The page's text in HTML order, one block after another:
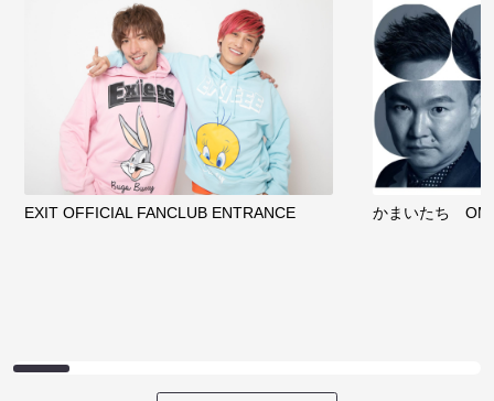
EXIT OFFICIAL FANCLUB ENTRANCE かまいたち